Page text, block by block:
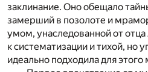
заклинание. Оно обещало
замерший в позолоте и
умом, унаследованной от
к систематизации и тихой, но
идеально подходила для этого